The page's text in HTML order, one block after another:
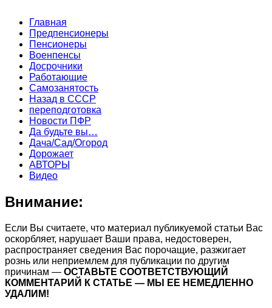
Главная
Предпенсионеры
Пенсионеры
Военпенсы
Досрочники
Работающие
Самозанятость
Назад в СССР
переподготовка
Новости ПФР
Да будьте вы…
Дача/Сад/Огород
Дорожает
АВТОРЫ
Видео
Внимание:
Если Вы считаете, что материал публикуемой статьи Вас
оскорбляет, нарушает Ваши права, недостоверен,
распространяет сведения Вас порочащие, разжигает
рознь или неприемлем для публикации по другим
причинам — ОСТАВЬТЕ СООТВЕТСТВУЮЩИЙ
КОММЕНТАРИЙ К СТАТЬЕ — МЫ ЕЕ НЕМЕДЛЕННО
УДАЛИМ!